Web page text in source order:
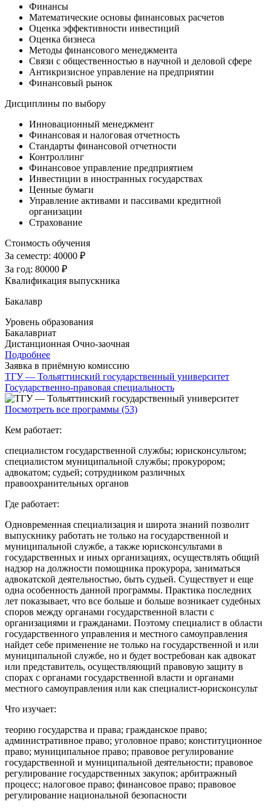
Финансы
Математические основы финансовых расчетов
Оценка эффективности инвестиций
Оценка бизнеса
Методы финансового менеджмента
Связи с общественностью в научной и деловой сфере
Антикризисное управление на предприятии
Финансовый рынок
Дисциплины по выбору
Инновационный менеджмент
Финансовая и налоговая отчетность
Стандарты финансовой отчетности
Контроллинг
Финансовое управление предприятием
Инвестиции в иностранных государствах
Ценные бумаги
Управление активами и пассивами кредитной
организации
Страхование
Стоимость обучения
За семестр: 40000 ₽
За год: 80000 ₽
Квалификация выпускника
Бакалавр
Уровень образования
Бакалавриат
Дистанционная Очно-заочная
Подробнее
Заявка в приёмную комиссию
ТГУ — Тольяттинский государственный университет
Государственно-правовая специальность
Посмотреть все программы (53)
Кем работает:
специалистом государственной службы; юрисконсультом;
специалистом муниципальной службы; прокурором;
адвокатом; судьей; сотрудником различных
правоохранительных органов
Где работает:
Одновременная специализация и широта знаний позволит
выпускнику работать не только на государственной и
муниципальной службе, а также юрисконсультами в
государственных и иных организациях, осуществлять общий
надзор на должности помощника прокурора, заниматься
адвокатской деятельностью, быть судьей. Существует и еще
одна особенность данной программы. Практика последних
лет показывает, что все больше и больше возникает судебных
споров между органами государственной власти с
организациями и гражданами. Поэтому специалист в области
государственного управления и местного самоуправления
найдет себе применение не только на государственной и или
муниципальной службе, но и будет востребован как адвокат
или представитель, осуществляющий правовую защиту в
спорах с органами государственной власти и органами
местного самоуправления или как специалист-юрисконсульт
Что изучает:
теорию государства и права; гражданское право;
административное право; уголовное право; конституционное
право; муниципальное право; правовое регулирование
государственной и муниципальной деятельности; правовое
регулирование государственных закупок; арбитражный
процесс; налоговое право; финансовое право; правовое
регулирование национальной безопасности